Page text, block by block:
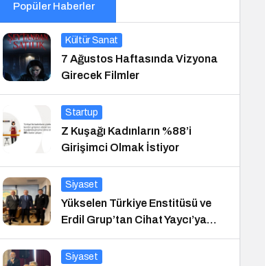
Popüler Haberler
Kültür Sanat
7 Ağustos Haftasında Vizyona
Girecek Filmler
Startup
Z Kuşağı Kadınların %88’i
Girişimci Olmak İstiyor
Siyaset
Yükselen Türkiye Enstitüsü ve
Erdil Grup’tan Cihat Yaycı’ya
Anlamlı Ziyaret
Siyaset